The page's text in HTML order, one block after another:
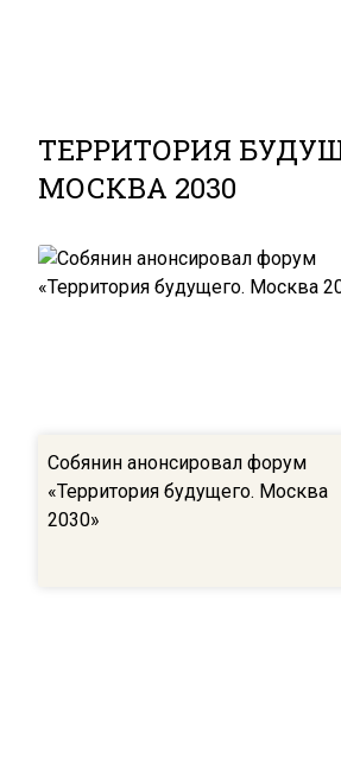
ТЕРРИТОРИЯ
МОСКВА 2030
Собянин анонсировал форум
«Территория будущего. Москва
2030»